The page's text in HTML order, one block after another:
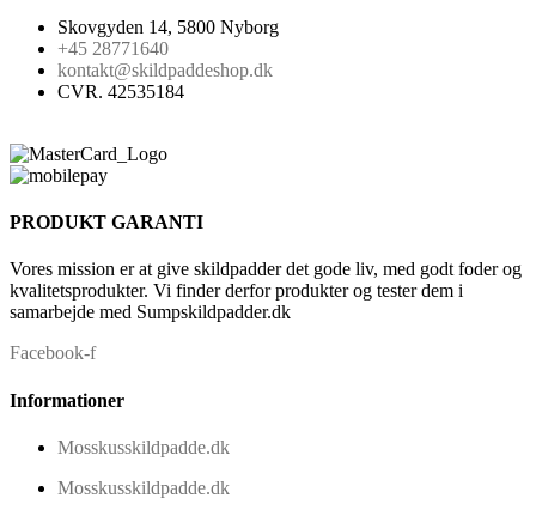
Skovgyden 14, 5800 Nyborg
+45 28771640
kontakt@skildpaddeshop.dk
CVR. 42535184
PRODUKT GARANTI
Vores mission er at give skildpadder det gode liv, med godt foder og
kvalitetsprodukter. Vi finder derfor produkter og tester dem i
samarbejde med Sumpskildpadder.dk
Facebook-f
Informationer
Mosskusskildpadde.dk
Mosskusskildpadde.dk